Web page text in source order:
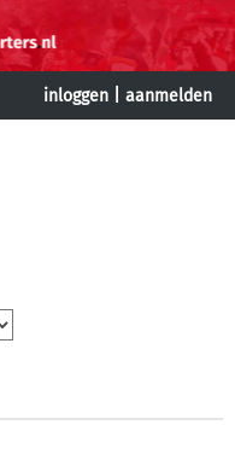
inloggen aanmelden